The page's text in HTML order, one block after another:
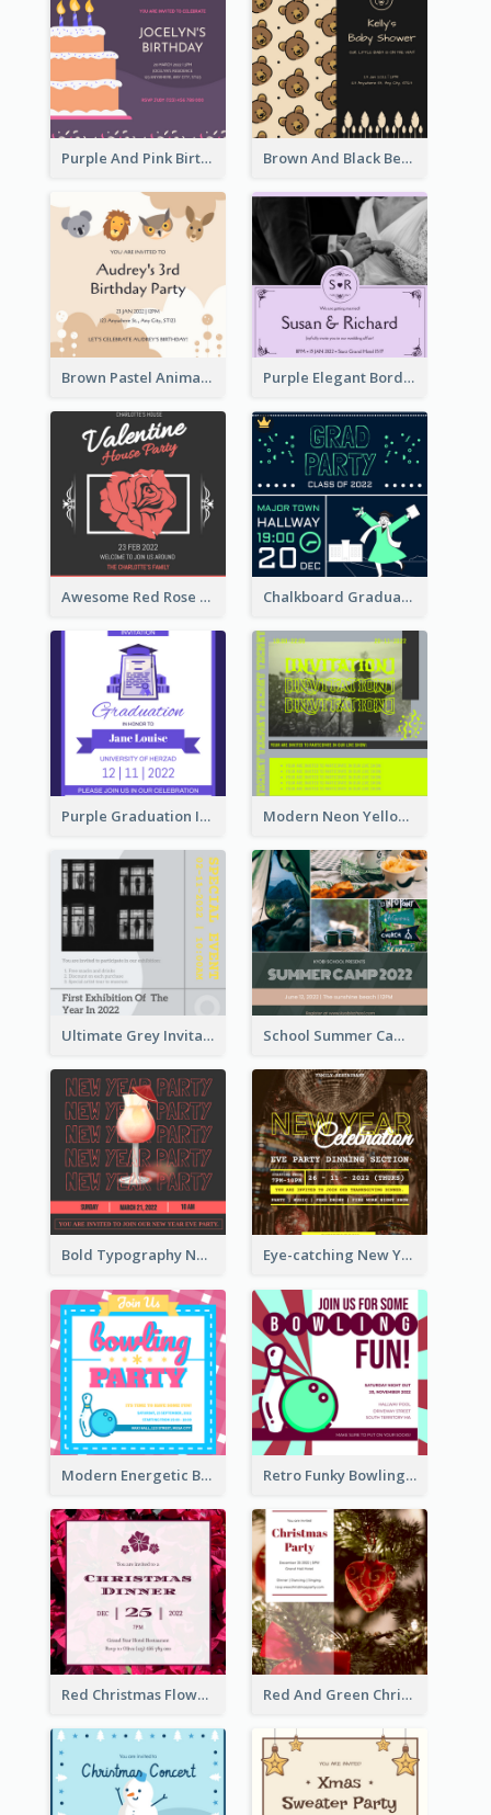
Purple And Pink Birthday Cake Illustration Party Invitation Brown And Black Bear Cartoon Baby Shower Invitation
Brown Pastel Animals Cartoon Baby Birthday Invitation Purple Elegant Border With Photo Wedding Invitation
Awesome Red Rose Valentine Celebration Invitation Chalkboard Graduation Party Invitation
Purple Graduation Invitation Modern Neon Yellow Live Band Invitation Design Idea
Ultimate Grey Invitation Design Template School Summer Camp Invitation
Bold Typography New Year Party Invitation Design Eye-catching New Year Eve Dinner Invitation Design Ideas
Modern Energetic Bowling Invitation Design Retro Funky Bowling Party Invitation Design
Red Christmas Flower Christmas Dinner Invitation Red And Green Christmas Tree Christmas Party Invitation